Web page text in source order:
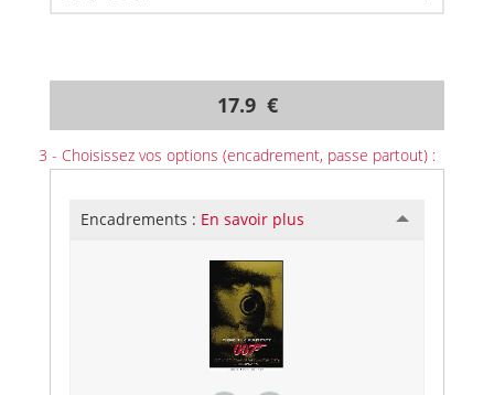
17.9 €
3 - Choisissez vos options (encadrement, passe partout) :
Encadrements : En savoir plus